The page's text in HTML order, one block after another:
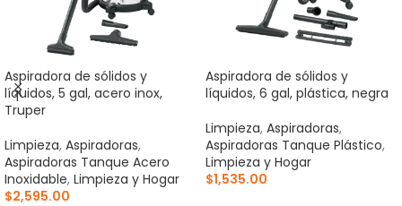
Aspiradora de sólidos y
líquidos, 5 gal, acero inox,
Truper
Limpieza, Aspiradoras,
Aspiradoras Tanque Acero
Inoxidable, Limpieza y Hogar
$2,595.00
Aspiradora de sólidos y
líquidos, 6 gal, plástica, negra
Limpieza, Aspiradoras,
Aspiradoras Tanque Plástico,
Limpieza y Hogar
$1,535.00